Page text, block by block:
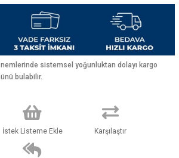
sistemsel yoğunluktan dolayı kargo
bulabilir.
İstek Listeme Ekle Karşılaştır